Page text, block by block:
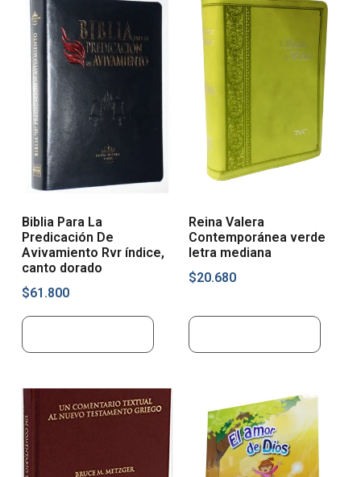
Biblia Para La
Predicación De
Avivamiento Rvr índice,
canto dorado
$61.800
Reina Valera
Contemporánea verde
letra mediana
$20.680